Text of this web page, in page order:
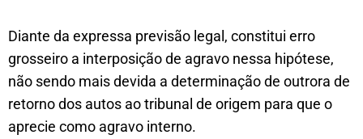
Diante da expressa previsão legal, constitui erro
grosseiro a interposição de agravo nessa hipótese,
não sendo mais devida a determinação de outrora de
retorno dos autos ao tribunal de origem para que o
aprecie como agravo interno.